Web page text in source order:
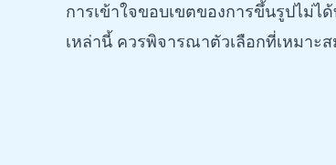
การเข้าใจขอบเขตของการขึ้นรูปไม่
เหล่านี้ ควรพิจารณาตัวเลือกที่เหมาะ